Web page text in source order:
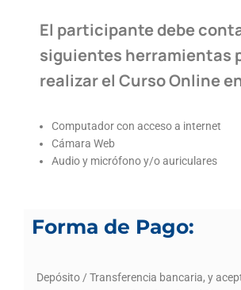
El participante debe
siguientes herramientas
realizar el Curso Online
Computador con acceso a internet
Cámara Web
Audio y micrófono y/o auriculares
Forma de Pago:
Depósito / Transferencia bancaria, y